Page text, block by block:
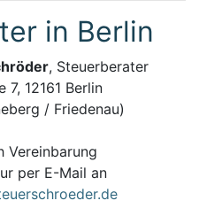
in Berlin
, Steuerberater
7, 12161 Berlin
/ Friedenau)
Vereinbarung
per E-Mail an